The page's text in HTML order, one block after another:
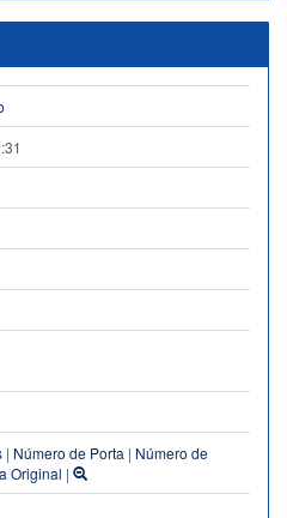
| Número de Porta | Número de
Original |